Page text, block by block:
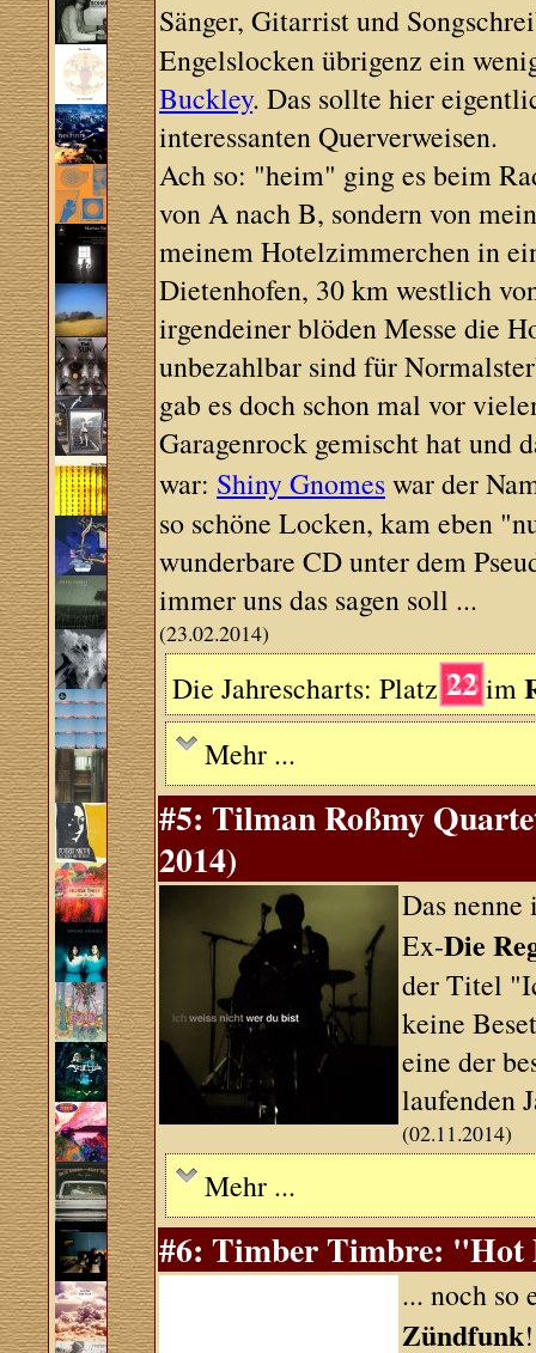
Sänger, Gitarrist und
Engelslocken übrigenz ein
Buckley. Das sollte hier
interessanten Querverweisen.
Ach so: "heim" ging es beim
von A nach B, sondern von
meinem Hotelzimmerchen in
Dietenhofen, 30 km westlich
irgendeiner blöden Messe die
unbezahlbar sind für
gab es doch schon mal vor
Garagenrock gemischt hat und
war: Shiny Gnomeswar der
so schöne Locken, kam eben
wunderbare CD unter dem
immer uns das sagen soll ...
(23.02.2014)
Die Jahrescharts: Platz 22 im
Mehr ...
#5: Tilman Roßmy
2014)
Das
Ex-Die
der Titel
keine
eine der
laufenden
(02.11.2014)
Mehr ...
#6: Timber Timbre: "Hot
... noch so
Zündfunk